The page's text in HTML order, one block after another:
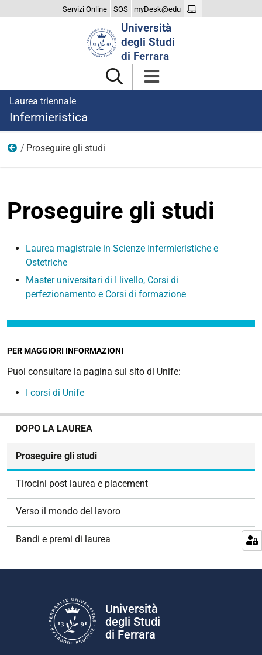
Servizi Online SOS myDesk@edu
Università
degli Studi
di Ferrara
Laurea triennale
Infermieristica
Dopo la laurea
Proseguire gli studi
Proseguire gli studi
Laurea magistrale in Scienze Infermieristiche e
Ostetriche
Master universitari di I livello, Corsi di
perfezionamento e Corsi di formazione
PER MAGGIORI INFORMAZIONI
Puoi consultare la pagina sul sito di Unife:
I corsi di Unife
DOPO LA LAUREA
Proseguire gli studi
Tirocini post laurea e placement
Verso il mondo del lavoro
Bandi e premi di laurea
Università
degli Studi
di Ferrara